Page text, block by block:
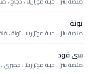
تونة
صلصة بيتزا ، جبنة موتزاريلا ، تونة
سى فود
صلصة بيتزا ، جبنة موتزاريلا ،